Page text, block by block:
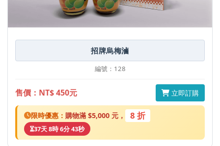
招牌烏梅滷
編號：128
售價：NT$ 450元 立即訂購
限時優惠： 購物滿 $5,000 元， 8 折
37天 8時 6分 43秒